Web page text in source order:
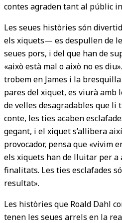
contes agraden tant al públic
Les seues històries són
els xiquets— es despullen de
seues pors, i del que han de
«això està mal o això no es
trobem en James i la
pares del xiquet, es viurà amb
de velles desagradables que li
conte, les ties acaben
gegant, i el xiquet s’allibera
provocador, pensa que «vivim
els xiquets han de lluitar per a
finalitats. Les ties esclafades
resultat».
Les històries que Roald Dahl
tenen les seues arrels en la